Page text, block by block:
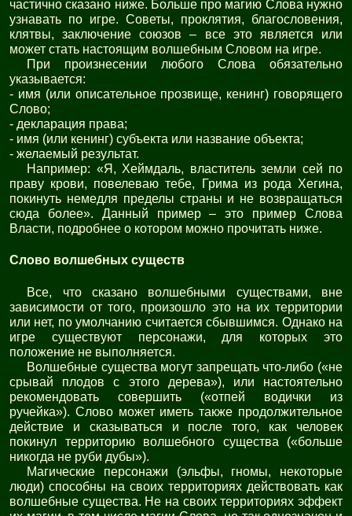
частично сказано ниже. Больше про магию Слова нужно
узнавать по игре. Советы, проклятия, благословения,
клятвы, заключение союзов – все это является или
может стать настоящим волшебным Словом на игре.
При произнесении любого Слова обязательно
указывается:
- имя (или описательное прозвище, кенинг) говорящего
Слово;
- декларация права;
- имя (или кенинг) субъекта или название объекта;
- желаемый результат.
Например: «Я, Хеймдаль, властитель земли сей по
праву крови, повелеваю тебе, Грима из рода Хегина,
покинуть немедля пределы страны и не возвращаться
сюда более». Данный пример – это пример Слова
Власти, подробнее о котором можно прочитать ниже.
Слово волшебных существ
Все, что сказано волшебными существами, вне
зависимости от того, произошло это на их территории
или нет, по умолчанию считается сбывшимся. Однако на
игре существуют персонажи, для которых это
положение не выполняется.
Волшебные существа могут запрещать что-либо («не
срывай плодов с этого дерева»), или настоятельно
рекомендовать совершить («отпей водички из
ручейка»). Слово может иметь также продолжительное
действие и сказываться и после того, как человек
покинул территорию волшебного существа («больше
никогда не руби дубы»).
Магические персонажи (эльфы, гномы, некоторые
люди) способны на своих территориях действовать как
волшебные существа. Не на своих территориях эффект